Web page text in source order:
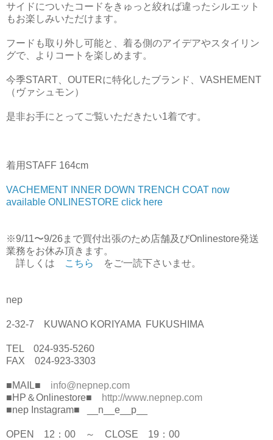
サイドについたコードをきゅっと絞れば違ったシルエット
もお楽しみいただけます。
フードも取り外し可能と、着る側のアイデアやスタイリン
グで、よりコートを楽しめます。
今季START、OUTERに特化したブランド、VASHEMENT
（ヴァシュモン）
是非お手にとってご覧いただきたい1着です。
着用STAFF 164cm
VACHEMENT INNER DOWN TRENCH COAT now
available ONLINESTORE click here
※9/11〜9/26まで買付出張のため店舗及びOnlinestore発送
業務をお休み頂きます。
詳しくは
こちら をご一読下さいませ。
nep
2-32-7 KUWANO KORIYAMA FUKUSHIMA
TEL 024-935-5260
FAX 024-923-3303
■MAIL■ info@nepnep.com
■HP＆Onlinestore■
http://www.nepnep.com
■nep Instagram■ __n__e__p__
OPEN 12：00 ～ CLOSE 19：00